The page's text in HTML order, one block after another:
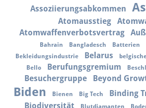
Assoziierungsabkommen
Atomausstieg
Atomwaffenverbotsvertrag
Bahrain
Bangladesch Batterien
Bekleidungsindustrie Belarus
Bello
Berufungsgremium
Besuchergruppe Beyond
Biden Bienen Big Tech Binding
Biodiversität Blutdiamanten